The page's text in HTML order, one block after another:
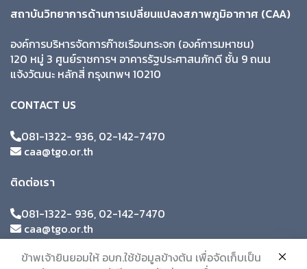
สถาบันวิทยาการด้านการเปลี่ยนแปลงสภาพภูมิอากาศ (CAA)
องค์การบริหารจัดการก๊าซเรือนกระจก (องค์การมหาชน)
120 หมู่ 3 ศูนย์ราชการฯ อาคารรัฐประศาสนภักดี ชั้น 9 ถนน
แจ้งวัฒนะ หลักสี่ กรุงเทพฯ 10210
CONTACT US
081-1322- 936, 02-142-7470
caa@tgo.or.th
ติดต่อเรา
081-1322- 936, 02-142-7470
caa@tgo.or.th
ข้าพเจ้ายินยอมให้ อบก.ใช้ข้อมูลข้างต้น เพื่อจัดเก็บเป็น